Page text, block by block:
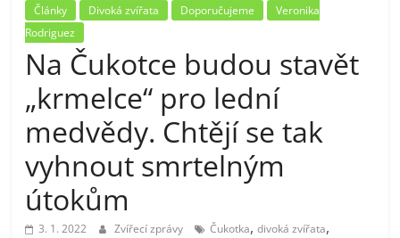
Články Divoká zvířata Doporučujeme
Veronika
Rodriguez
Na Čukotce budou stavět
„krmelce“ pro lední
medvědy. Chtějí se tak
vyhnout smrtelným
útokům
3. 1. 2022 Zvířecí zprávy Čukotka,divoká zvířata,